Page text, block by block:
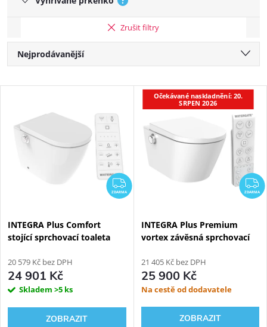
Zrušit filtry
Řazení produktů
Nejprodávanější
Abecedně
Výpis produktů
ZDARMA
ZDARMA
INTEGRA Plus Comfort
stojící sprchovací toaleta
20 579 Kč bez DPH
24 901 Kč
Skladem >5 ks
ZOBRAZIT
Očekávané naskladnění: 20.
SRPEN 2026
ZDARMA
INTEGRA Plus Premium
vortex závěsná sprchovací
21 405 Kč bez DPH
25 900 Kč
Na cestě od dodavatele
ZOBRAZIT